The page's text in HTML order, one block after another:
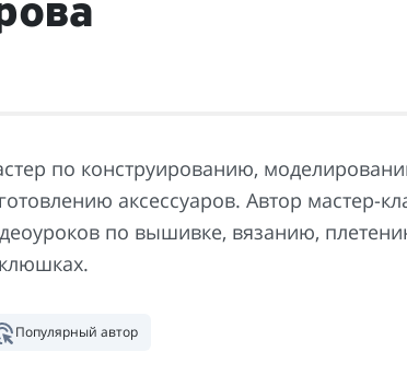
по конструированию,
аксессуаров. Автор мастер-
по вышивке, вязанию,
Популярный автор